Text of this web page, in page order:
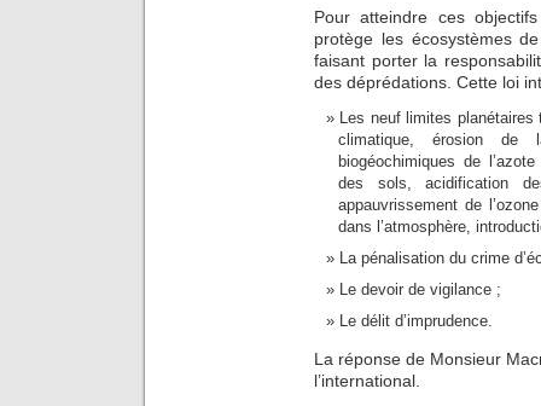
Pour atteindre ces
protège les écosystèmes
faisant porter la
des déprédations. Cette loi
Les neuf limites
climatique, érosion de
biogéochimiques de
des sols, acidification
appauvrissement de
dans l’atmosphère,
La pénalisation du crime
Le devoir de vigilance ;
Le délit d’imprudence.
La réponse de Monsieur
l’international.